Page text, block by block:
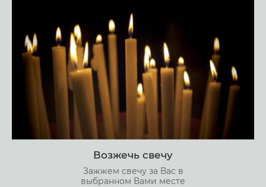
Возжечь свечу
Зажжем свечу за Вас в
выбранном Вами месте